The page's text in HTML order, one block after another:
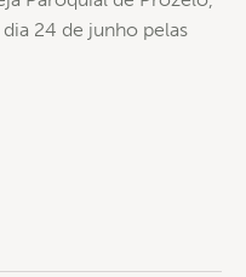
24 de junho pelas